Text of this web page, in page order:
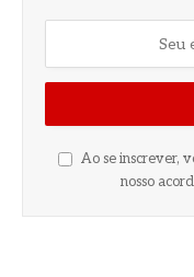
Ao se inscrever,
nosso